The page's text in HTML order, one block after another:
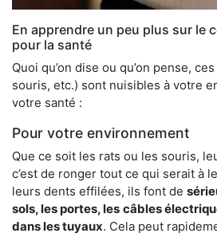
En apprendre un peu plus sur le
pour la santé
Quoi qu’on dise ou qu’on pense,
souris, etc.) sont nuisibles à votre
votre santé :
Pour votre environnement
Que ce soit les rats ou les souris,
c’est de ronger tout ce qui serait à
leurs dents effilées, ils font de
sols, les portes, les câbles
dans les tuyaux. Cela peut